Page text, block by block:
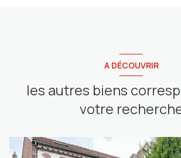
A DÉCOUVRIR
les autres biens
votre